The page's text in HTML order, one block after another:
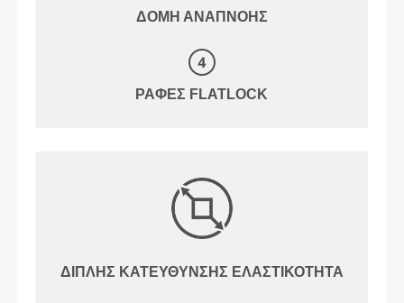
ΔΟΜΉ ΑΝΑΠΝΟΉΣ
ΡΑΦΈΣ FLATLOCK
ΔΙΠΛΉΣ ΚΑΤΕΎΘΥΝΣΗΣ ΕΛΑΣΤΙΚΌΤΗΤΑ